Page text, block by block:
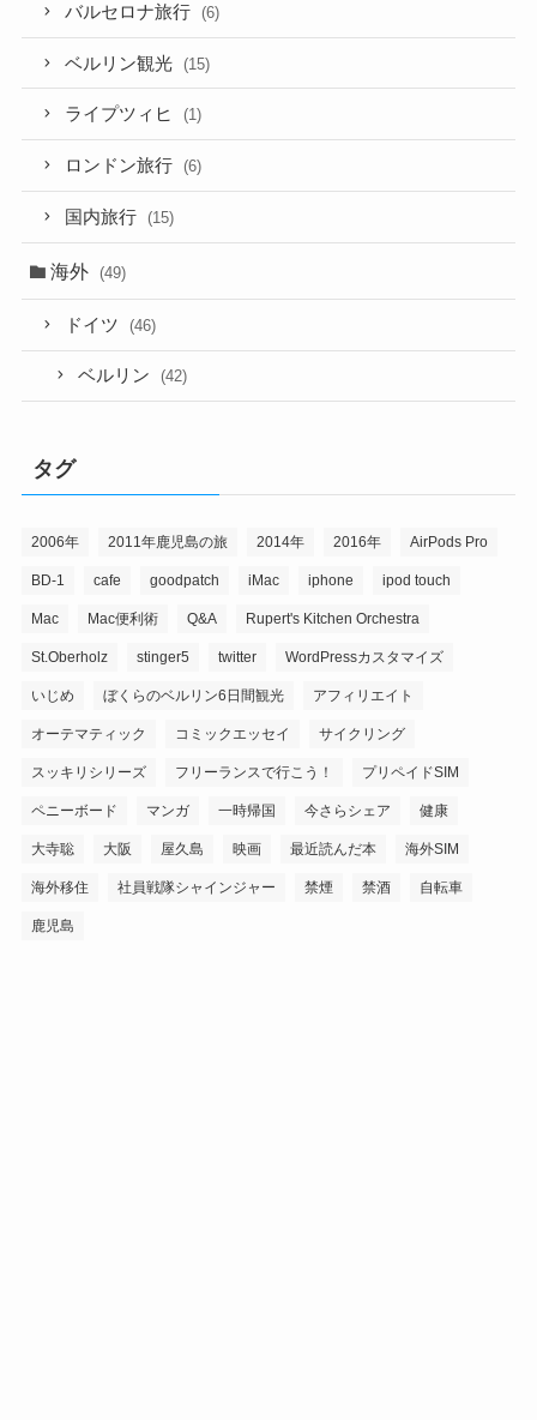
バルセロナ旅行 (6)
ベルリン観光 (15)
ライプツィヒ (1)
ロンドン旅行 (6)
国内旅行 (15)
海外 (49)
ドイツ (46)
ベルリン (42)
タグ
2006年 2011年鹿児島の旅 2014年 2016年 AirPods Pro
BD-1 cafe goodpatch iMac iphone ipod touch
Mac Mac便利術 Q&A Rupert's Kitchen Orchestra
St.Oberholz stinger5 twitter WordPressカスタマイズ
いじめ ぼくらのベルリン6日間観光 アフィリエイト
オーテマティック コミックエッセイ サイクリング
スッキリシリーズ フリーランスで行こう！ プリペイドSIM
ペニーボード マンガ 一時帰国 今さらシェア 健康
大寺聡 大阪 屋久島 映画 最近読んだ本 海外SIM
海外移住 社員戦隊シャインジャー 禁煙 禁酒 自転車
鹿児島